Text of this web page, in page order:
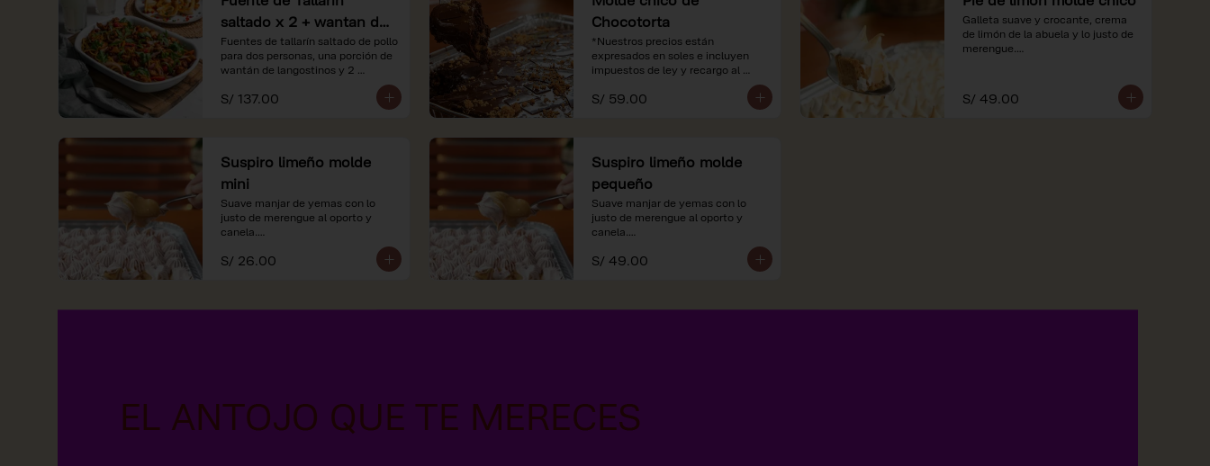
saltado x 2 + wantan de
langostinos + 2
limonadas
Fuentes de tallarín saltado de pollo
para dos personas, una porción de
wantán de langostinos y 2
S/ 137.00
Chocotorta
*Nuestros precios están
expresados en soles e incluyen
impuestos de ley y recargo al
S/ 59.00
Galleta suave y crocante, crema
de limón de la abuela y lo justo de
merengue.
expresados en soles e incluyen
impuestos de ley y recargo al
S/ 49.00
Suspiro limeño molde
mini
Suave manjar de yemas con lo
justo de merengue al oporto y
canela.
*Nuestros precios están
S/ 26.00
Suspiro limeño molde
pequeño
Suave manjar de yemas con lo
justo de merengue al oporto y
canela.
*Nuestros precios están
S/ 49.00